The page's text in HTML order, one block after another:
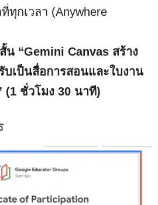
กเวลา (Anywhere
น “Gemini Canvas สร้าง
เป็นสื่อการสอนและใบงาน
(1 ชั่วโมง 30 นาที)